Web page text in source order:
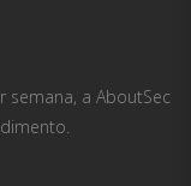
a AboutSec